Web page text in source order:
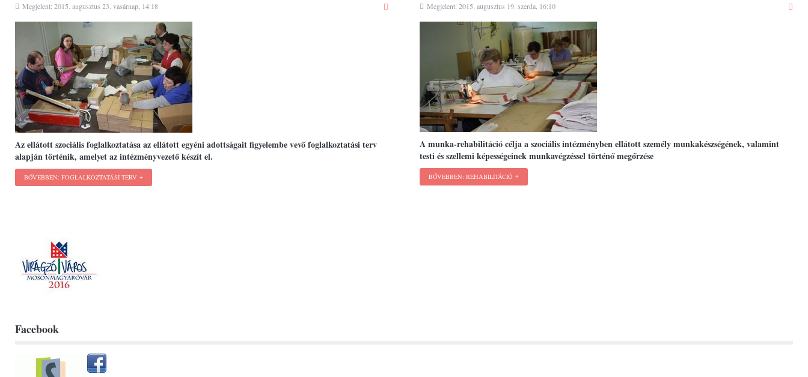
Megjelent: 2015. augusztus 23. vasárnap, 14:18
Az ellátott szociális foglalkoztatása az ellátott egyéni adottságait figyelembe vevő foglalkoztatási terv
alapján történik, amelyet az intézményvezető készít el.
BŐVEBBEN: FOGLALKOZTATÁSI TERV
Megjelent: 2015. augusztus 19. szerda, 16:10
A munka-rehabilitáció célja a szociális intézményben ellátott személy munkakészségének, valamint
testi és szellemi képességeinek munkavégzéssel történő megőrzése
BŐVEBBEN: REHABILITÁCIÓ
Facebook